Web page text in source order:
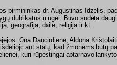
pirmininkas dr. Augustinas Idzelis,
dublikatus mugei. Buvo sudėta
geografija, dailė, religija ir kt.
Ona Daugirdienė, Aldona
ant stalų, kad žmonėms būtų
kuri rūpestingai aptarnavo